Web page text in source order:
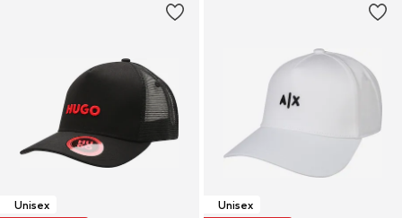
Unisex
Unisex